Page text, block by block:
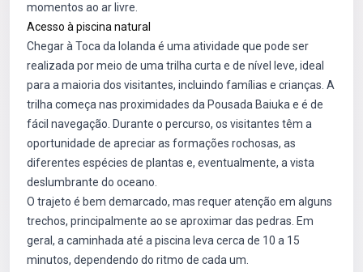
momentos ao ar livre.
Acesso à piscina natural
Chegar à Toca da Iolanda é uma atividade que pode ser
realizada por meio de uma trilha curta e de nível leve, ideal
para a maioria dos visitantes, incluindo famílias e crianças. A
trilha começa nas proximidades da Pousada Baiuka e é de
fácil navegação. Durante o percurso, os visitantes têm a
oportunidade de apreciar as formações rochosas, as
diferentes espécies de plantas e, eventualmente, a vista
deslumbrante do oceano.
O trajeto é bem demarcado, mas requer atenção em alguns
trechos, principalmente ao se aproximar das pedras. Em
geral, a caminhada até a piscina leva cerca de 10 a 15
minutos, dependendo do ritmo de cada um.